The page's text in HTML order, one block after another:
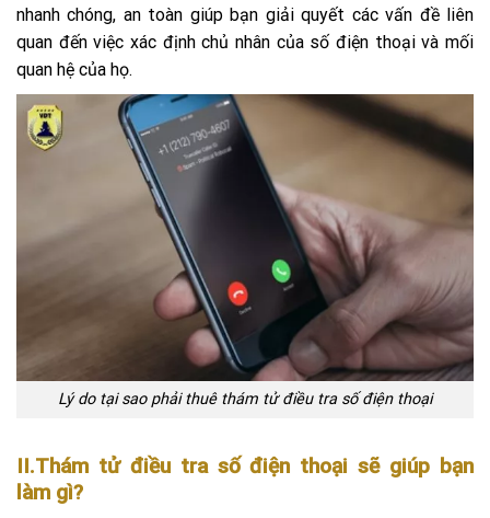
nhanh chóng, an toàn giúp bạn giải quyết các vấn đề liên
quan đến việc xác định chủ nhân của số điện thoại và mối
quan hệ của họ.
Lý do tại sao phải thuê thám tử điều tra số điện thoại
II.Thám tử điều tra số điện thoại sẽ giúp bạn
làm gì?